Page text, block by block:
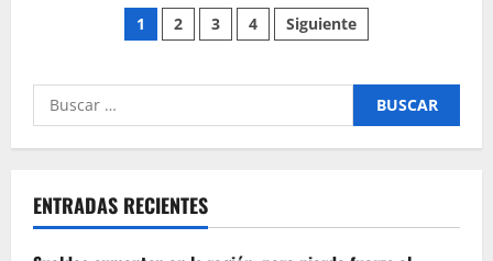
Ovalle
tendrá
representantes
Campeonato
de
que
en
Calama
Paginación
de
entradas
1 2 3 4 Siguiente
Buscar
por:
ENTRADAS RECIENTES